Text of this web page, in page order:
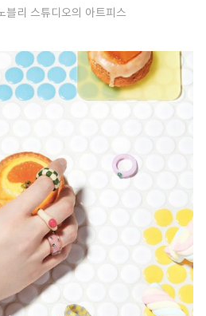
블리 스튜디오의 아트피스